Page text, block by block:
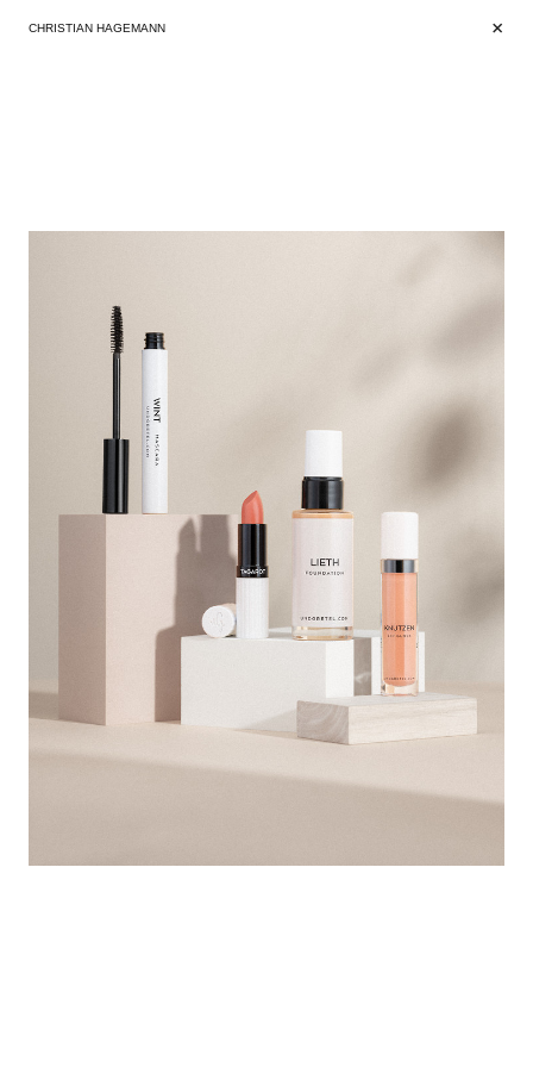
CHRISTIAN HAGEMANN +
+